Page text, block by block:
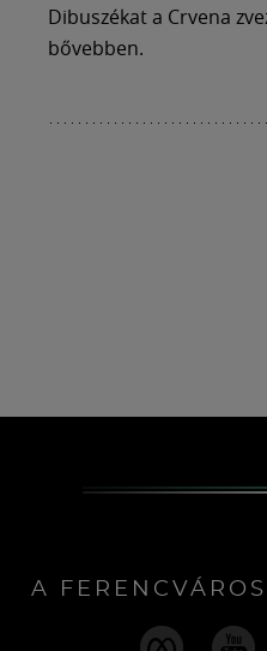
Dibuszékat a Crvena
bővebben.
A